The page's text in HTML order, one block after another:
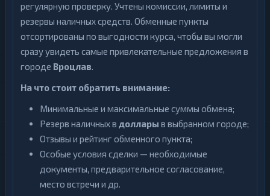
регулярную проверку. Учтены комиссии, лимиты и
резервы наличных средств. Обменные пункты
отсортированы по выгодности курса, чтобы вы могли
сразу увидеть самые привлекательные предложения в
городе Вроцлав.
На что стоит обратить внимание:
Минимальные и максимальные суммы обмена;
Резерв наличных в доллары в выбранном городе;
Отзывы и рейтинг обменного пункта;
Особые условия сделки — необходимые
документы, предварительное согласование,
место встречи и др.